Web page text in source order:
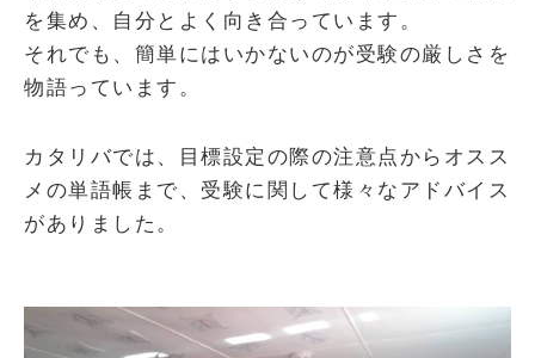
を集め、自分とよく向き合っています。
それでも、簡単にはいかないのが受験の厳しさを
物語っています。
カタリバでは、目標設定の際の注意点からオスス
メの単語帳まで、受験に関して様々なアドバイス
がありました。